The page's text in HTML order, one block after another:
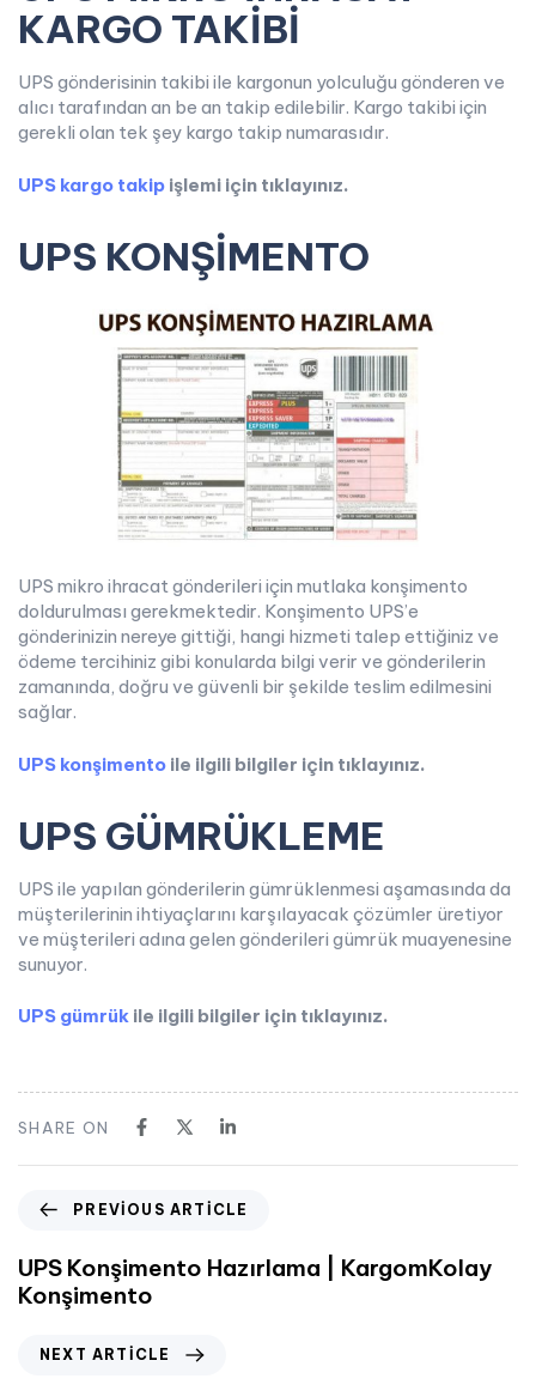
KARGO TAKİBİ
UPS gönderisinin takibi ile kargonun yolculuğu gönderen ve
alıcı tarafından an be an takip edilebilir. Kargo takibi için
gerekli olan tek şey kargo takip numarasıdır.
UPS kargo takip işlemi için tıklayınız.
UPS KONŞİMENTO
UPS mikro ihracat gönderileri için mutlaka konşimento
doldurulması gerekmektedir. Konşimento UPS’e
gönderinizin nereye gittiği, hangi hizmeti talep ettiğiniz ve
ödeme tercihiniz gibi konularda bilgi verir ve gönderilerin
zamanında, doğru ve güvenli bir şekilde teslim edilmesini
sağlar.
UPS konşimento ile ilgili bilgiler için tıklayınız.
UPS GÜMRÜKLEME
UPS ile yapılan gönderilerin gümrüklenmesi aşamasında da
müşterilerinin ihtiyaçlarını karşılayacak çözümler üretiyor
ve müşterileri adına gelen gönderileri gümrük muayenesine
sunuyor.
UPS gümrük ile ilgili bilgiler için tıklayınız.
SHARE ON
PREVIOUS ARTICLE
UPS Konşimento Hazırlama | KargomKolay
Konşimento
NEXT ARTICLE